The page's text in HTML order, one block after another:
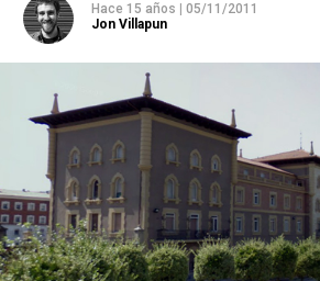
Hace 15 años
05/11/2011
Jon Villapun